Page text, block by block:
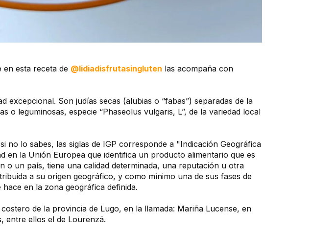
esta receta de @lidiadisfrutasingluten las acompaña con
excepcional. Son judías secas (alubias o “fabas”) separadas de la
o leguminosas, especie “Phaseolus vulgaris, L”, de la variedad local
no lo sabes, las siglas de IGP corresponde a "Indicación Geográfica
en la Unión Europea que identifica un producto alimentario que es
o un país, tiene una calidad determinada, una reputación u otra
a su origen geográfico, y como mínimo una de sus fases de
en la zona geográfica definida.
de la provincia de Lugo, en la llamada: Mariña Lucense, en
entre ellos el de Lourenzá.